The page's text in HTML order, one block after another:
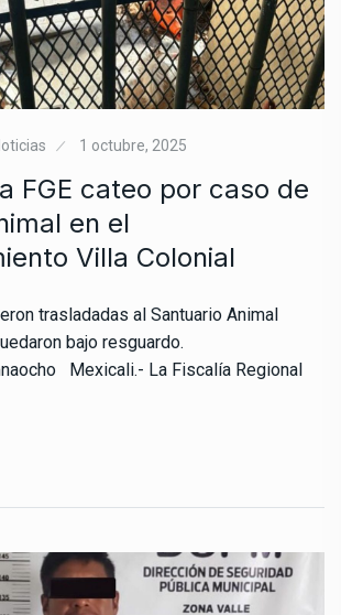
1 octubre, 2025
FGE cateo por caso de
en el
Villa Colonial
trasladadas al Santuario Animal
bajo resguardo.
Mexicali.- La Fiscalía Regional